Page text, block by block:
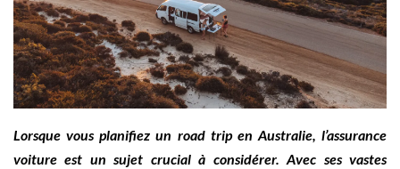
Lorsque vous planifiez un road trip en Australie, l’assurance
voiture est un sujet crucial à considérer. Avec ses vastes